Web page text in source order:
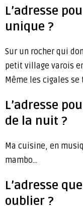
L’adresse
unique ?
Sur un rocher qui
petit village varois
Même les cigales
L’adresse
de la nuit ?
Ma cuisine, en
mambo…
L’adresse
oublier ?